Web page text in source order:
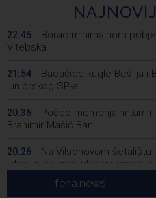
22:45
Borac minimalnom
Vitebska
21:54
Bacačice kugle Bešlija i
juniorskog SP-a
20:36
Počeo memorijalni
Branimir Mašić Bani'
20:26
Na Vilsonovom
luksuznih i sportskih automobila
Announcement of
fena.news